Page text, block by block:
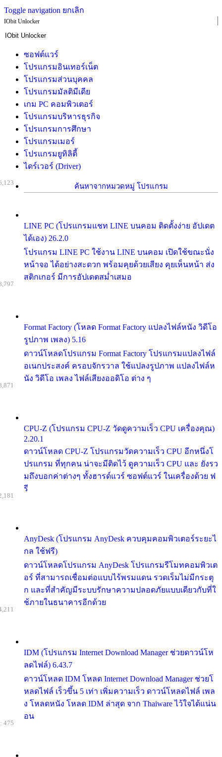
Toggle navigation ยกเลิก
IObit Unlocker
ซอฟต์แวร์
โปรแกรมอินเทอร์เน็ต
โปรแกรมส่วนบุคคล
โปรแกรมมัลติมีเดีย
เกม PC คอมพิวเตอร์
โปรแกรมบริหารธุรกิจ
โปรแกรมการศึกษา
โปรแกรมเมอร์
โปรแกรมยูทิลิตี้
ไดร์เวอร์ (Driver)
ค้นหาจากหมวดหมู่ โปรแกรม
LINE PC (โปรแกรมแชท LINE บนคอม ติดตั้งง่าย อัปเดต
ได้เอง) 26.2.0
โปรแกรม LINE PC ใช้งาน LINE บนคอม เปิดใช้ขณะนั่ง
หน้าจอ ได้อย่างสะดวก พร้อมคุยด้วยเสียง คุยเห็นหน้า ส่ง
สติกเกอร์ มีการอัปเดตสม่ำเสมอ
Format Factory (โหลด Format Factory แปลงไฟล์หนัง วิดีโอ
รูปภาพ เพลง) 5.16
ดาวน์โหลดโปรแกรม Format Factory โปรแกรมแปลงไฟล์
อเนกประสงค์ ครอบจักรวาล ใช้แปลงรูปภาพ แปลงไฟล์ห
นัง วิดีโอ เพลง ไฟล์เสียงออดิโอ ต่าง ๆ
CPU-Z (โปรแกรม CPU-Z วัดดูความเร็ว CPU เครื่องคุณ)
2.20.1
ดาวน์โหลด CPU-Z โปรแกรมวัดความเร็ว CPU อีกหนึ่งโ
ปรแกรม ที่ทุกคน น่าจะมีติดไว้ ดูความเร็ว CPU และ ยังรว
มถึงบอกค่าต่างๆ ทั้งฮารด์แวร์ ซอฟต์แวร์ ในเครื่องด้วย ฟ
รี
AnyDesk (โปรแกรม AnyDesk ควบคุมคอมพิวเตอร์ระยะไ
กล ใช้ฟรี)
ดาวน์โหลดโปรแกรม AnyDesk โปรแกรมรีโมทคอมพิวเต
อร์ ที่สามารถเชื่อมต่อแบบไร้พรมแดน รวดเร็มไม่มีกระตุ
ก และที่สำคัญมีระบบรักษาความปลอดภัยแบบเดียวกับที่ใ
ช้ภายในธนาคารอีกด้วย
IDM (โปรแกรม Internet Download Manager ช่วยดาวน์โห
ลดไฟล์) 6.43.7
ดาวน์โหลด IDM โหลด Internet Download Manager ช่วยโ
หลดไฟล์ เร็วขึ้น 5 เท่า เพิ่มความเร็ว ดาวน์โหลดไฟล์ เพล
ง โหลดหนัง โหลด IDM ล่าสุด จาก Thaiware ไว้ใจได้แน่น
อน
475